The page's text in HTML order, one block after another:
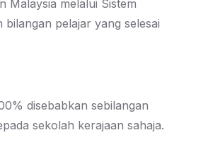
Malaysia melalui Sistem
pelajar yang selesai
disebabkan sebilangan
sekolah kerajaan sahaja.